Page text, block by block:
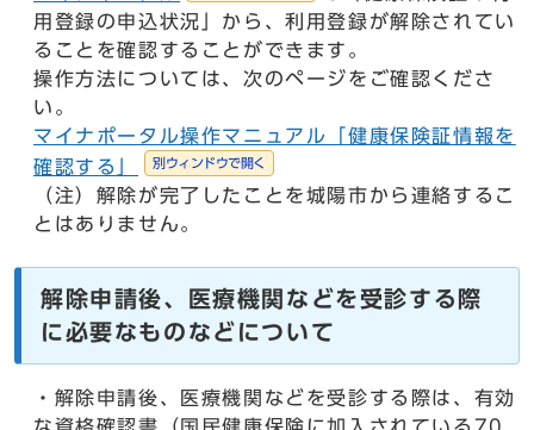
用登録の申込状況」から、利用登録が解除されてい
ることを確認することができます。
操作方法については、次のページをご確認くださ
い。
マイナポータル操作マニュアル「健康保険証情報を
確認する」
別ウィンドウで開く
（注）解除が完了したことを城陽市から連絡するこ
とはありません。
解除申請後、医療機関などを受診する際
に必要なものなどについて
・解除申請後、医療機関などを受診する際は、有効